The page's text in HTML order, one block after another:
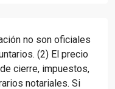
no son oficiales
(2) El precio
cierre, impuestos,
notariales. Si